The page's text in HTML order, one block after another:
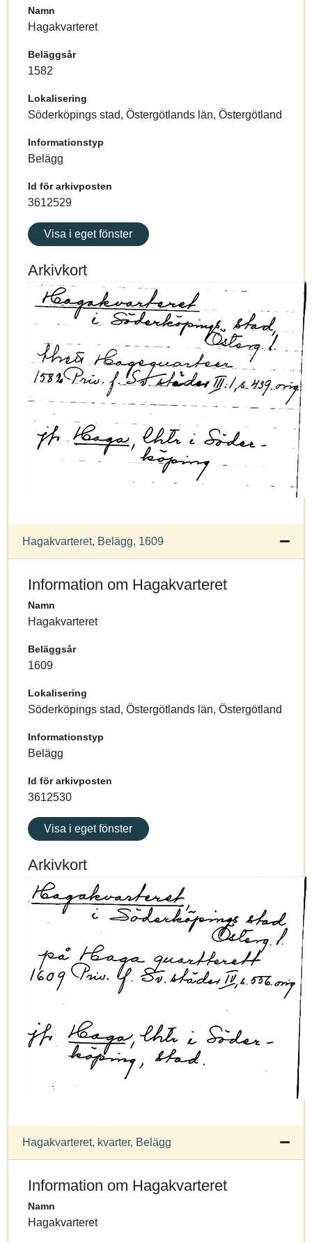
Namn
Hagakvarteret
Beläggsår
1582
Lokalisering
Söderköpings stad, Östergötlands län, Östergötland
Informationstyp
Belägg
Id för arkivposten
3612529
Visa i eget fönster
Arkivkort
Hagakvarteret, Belägg, 1609
Information om Hagakvarteret
Namn
Hagakvarteret
Beläggsår
1609
Lokalisering
Söderköpings stad, Östergötlands län, Östergötland
Informationstyp
Belägg
Id för arkivposten
3612530
Visa i eget fönster
Arkivkort
Hagakvarteret, kvarter, Belägg
Information om Hagakvarteret
Namn
Hagakvarteret